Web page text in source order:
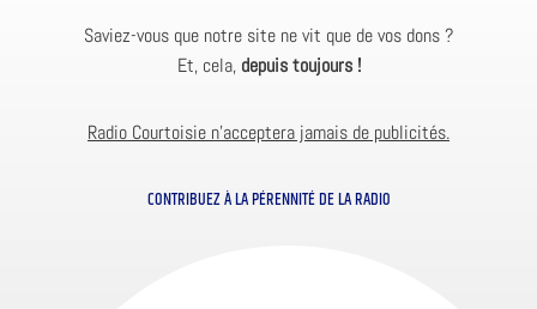
Saviez-vous que notre site ne vit que de vos dons ?
Et, cela, depuis toujours !
Radio Courtoisie n’acceptera jamais de publicités.
CONTRIBUEZ À LA PÉRENNITÉ DE LA RADIO